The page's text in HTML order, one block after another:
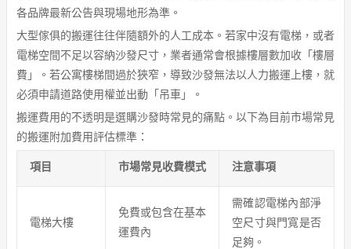
各品牌最新公告與現場地形為準。
大型傢俱的搬運往往伴隨額外的人工成本。若家中沒有電梯，或者
電梯空間不足以容納沙發尺寸，業者通常會根據樓層數加收「樓層
費」。若公寓樓梯間過於狹窄，導致沙發無法以人力搬運上樓，就
必須申請道路使用權並出動「吊車」。
搬運費用的不透明是選購沙發時常見的痛點。以下為目前市場常見
的搬運附加費用評估標準：
項目 市場常見收費模式 注意事項
電梯大樓
免費或包含在基本
運費內
需確認電梯內部淨
空尺寸與門寬是否
足夠。